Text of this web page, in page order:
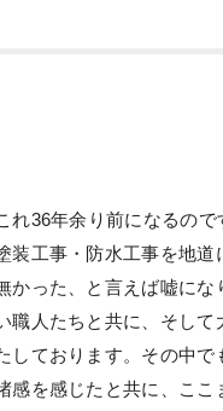
れ36年余り前になるので
装工事・防水工事を地道
かった、と言えば嘘にな
人たちと共に、そして
しております。その中で
感を感じたと共に、ここ